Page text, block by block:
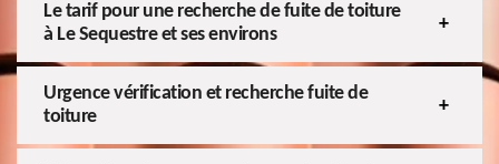
Le tarif pour une recherche de fuite de toiture
à Le Sequestre et ses environs
Urgence vérification et recherche fuite de
toiture